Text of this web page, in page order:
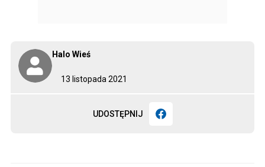
13 listopada 2021
Halo Wieś
UDOSTĘPNIJ